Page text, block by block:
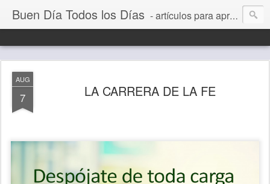
Buen Día Todos los Días - artículos para aprender a vivir mejor, un día a la vez. Por Juan C Quintero
AUG
7 LA CARRERA DE LA FE